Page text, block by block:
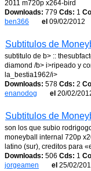
2011 m720p x264-bird
Downloads: 779 Cds: 1
ben366
el 09/02/2012
Subtitulos de
subtitulo de b> ::
diamond /b> i>ripeado y
la_bestia1962/i>
Downloads: 578 Cds: 2
enanodog
el 20/02/
Subtitulos de
son los que subio
moneyball internal 720p
latino (sur), creditos para
Downloads: 506 Cds: 1
jorgeamen
el 25/02/